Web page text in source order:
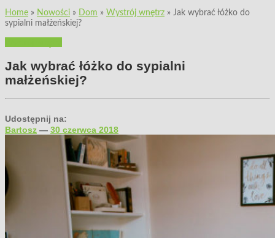
Home » Nowości » Dom » Wystrój wnętrz » Jak wybrać łóżko do
sypialni małżeńskiej?
Jak wybrać łóżko do sypialni
małżeńskiej?
Udostępnij na:
Bartosz — 30 czerwca 2018